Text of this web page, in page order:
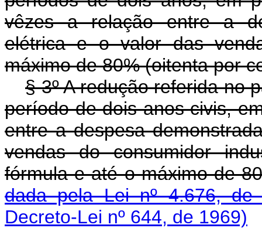
vêzes a relação entre a
elétrica e o valor das
máximo de 80% (oitenta por
§ 3º A redução referida no
período de dois anos civis,
entre a despesa
vendas do consumidor
fórmula e até o máximo
dada pela Lei nº 4.676, de
Decreto-Lei nº 644, de 1969)